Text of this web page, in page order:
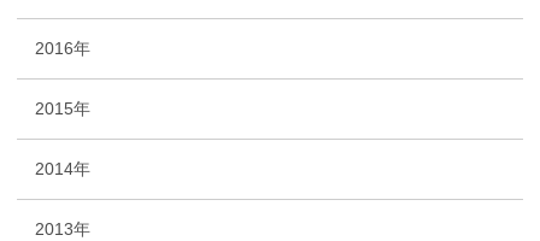
2016年
2015年
2014年
2013年